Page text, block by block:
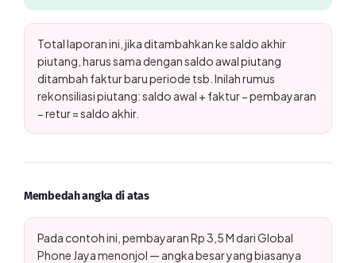
Total laporan ini, jika ditambahkan ke saldo akhir
piutang, harus sama dengan saldo awal piutang
ditambah faktur baru periode tsb. Inilah rumus
rekonsiliasi piutang: saldo awal + faktur − pembayaran
− retur = saldo akhir.
Membedah angka di atas
Pada contoh ini, pembayaran Rp 3,5 M dari Global
Phone Jaya menonjol — angka besar yang biasanya